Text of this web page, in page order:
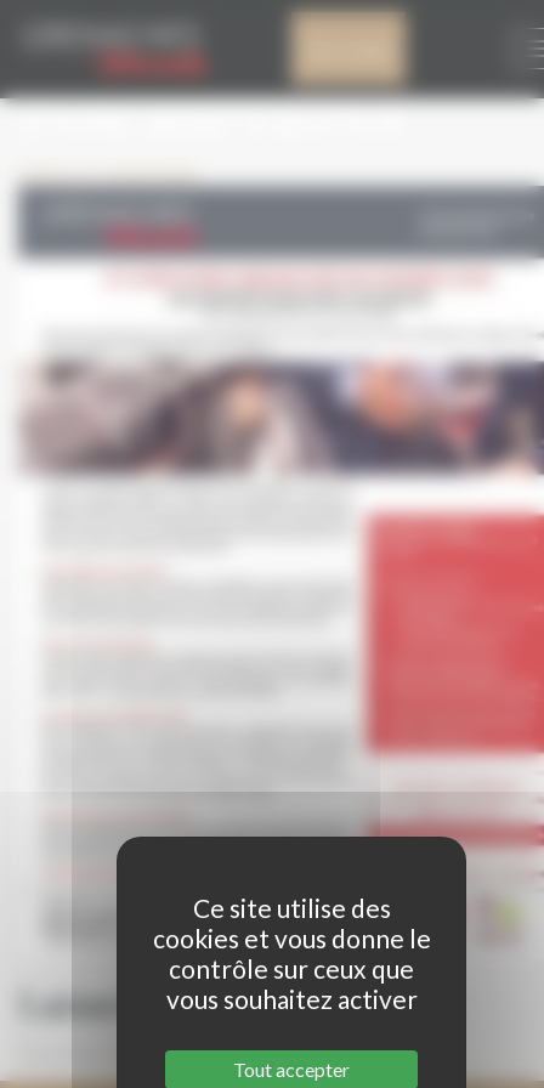
FR- GDM CP 11 12 17
INSCRIPTIONS
Laisser un commentaire
Laisser un commentaire
être connectépour publier un commentaire.
Ce site utilise des
cookies et vous donne le
contrôle sur ceux que
vous souhaitez activer
Tout accepter